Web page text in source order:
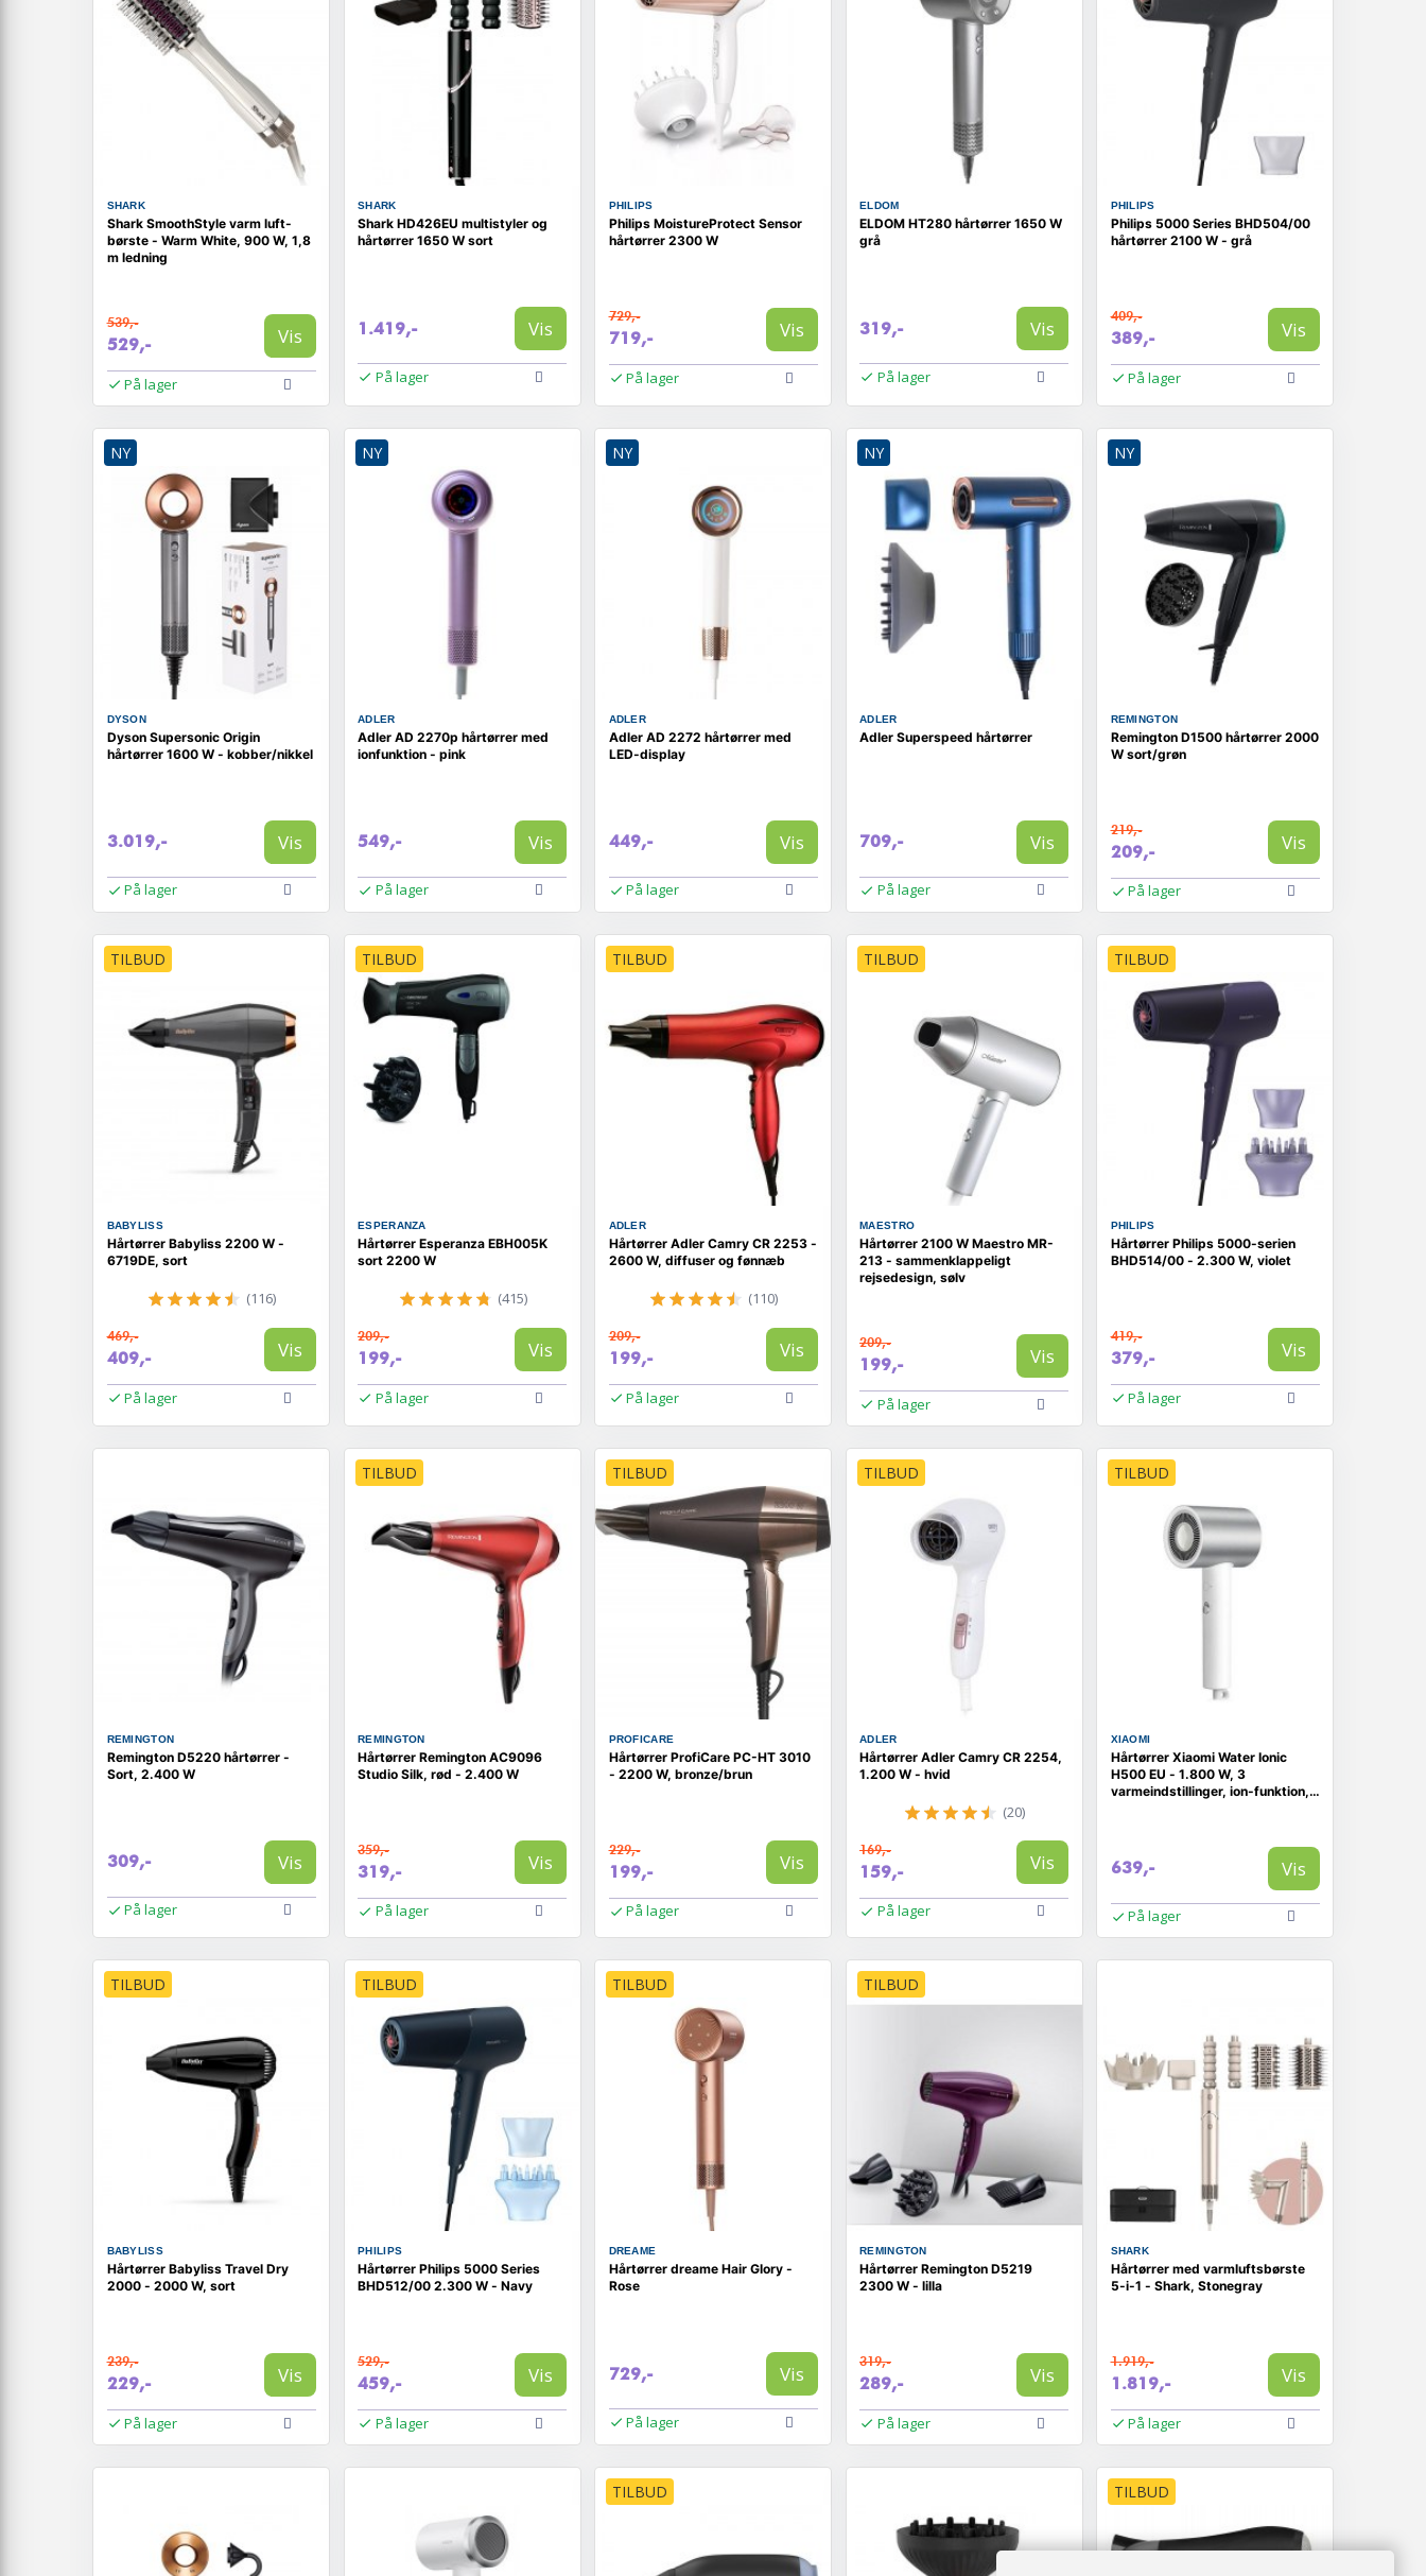
SHARK
Shark SmoothStyle varm luft-
børste - Warm White, 900 W, 1,8
m ledning
539,-
529,- Vis
På lager
SHARK
Shark HD426EU multistyler og
hårtørrer 1650 W sort
1.419,- Vis
På lager
PHILIPS
Philips MoistureProtect Sensor
hårtørrer 2300 W
729,-
719,- Vis
På lager
ELDOM
ELDOM HT280 hårtørrer 1650 W
grå
319,- Vis
På lager
PHILIPS
Philips 5000 Series BHD504/00
hårtørrer 2100 W - grå
409,-
389,- Vis
På lager
NY
DYSON
Dyson Supersonic Origin
hårtørrer 1600 W - kobber/nikkel
3.019,- Vis
På lager
NY
ADLER
Adler AD 2270p hårtørrer med
ionfunktion - pink
549,- Vis
På lager
NY
ADLER
Adler AD 2272 hårtørrer med
LED-display
449,- Vis
På lager
NY
ADLER
Adler Superspeed hårtørrer
709,- Vis
På lager
NY
REMINGTON
Remington D1500 hårtørrer 2000
W sort/grøn
219,-
209,- Vis
På lager
TILBUD
BABYLISS
Hårtørrer Babyliss 2200 W -
6719DE, sort
(116)
469,-
409,- Vis
På lager
TILBUD
ESPERANZA
Hårtørrer Esperanza EBH005K
sort 2200 W
(415)
209,-
199,- Vis
På lager
TILBUD
ADLER
Hårtørrer Adler Camry CR 2253 -
2600 W, diffuser og fønnæb
(110)
209,-
199,- Vis
På lager
TILBUD
MAESTRO
Hårtørrer 2100 W Maestro MR-
213 - sammenklappeligt
rejsedesign, sølv
209,-
199,- Vis
På lager
TILBUD
PHILIPS
Hårtørrer Philips 5000-serien
BHD514/00 - 2.300 W, violet
419,-
379,- Vis
På lager
REMINGTON
Remington D5220 hårtørrer -
Sort, 2.400 W
309,- Vis
På lager
TILBUD
REMINGTON
Hårtørrer Remington AC9096
Studio Silk, rød - 2.400 W
359,-
319,- Vis
På lager
TILBUD
PROFICARE
Hårtørrer ProfiCare PC-HT 3010
- 2200 W, bronze/brun
229,-
199,- Vis
På lager
TILBUD
ADLER
Hårtørrer Adler Camry CR 2254,
1.200 W - hvid
(20)
169,-
159,- Vis
På lager
TILBUD
XIAOMI
Hårtørrer Xiaomi Water Ionic
H500 EU - 1.800 W, 3
varmeindstillinger, ion-funktion,
639,- Vis
På lager
TILBUD
BABYLISS
Hårtørrer Babyliss Travel Dry
2000 - 2000 W, sort
239,-
229,- Vis
På lager
TILBUD
PHILIPS
Hårtørrer Philips 5000 Series
BHD512/00 2.300 W - Navy
529,-
459,- Vis
På lager
TILBUD
DREAME
Hårtørrer dreame Hair Glory -
Rose
729,- Vis
På lager
TILBUD
REMINGTON
Hårtørrer Remington D5219
2300 W - lilla
319,-
289,- Vis
På lager
SHARK
Hårtørrer med varmluftsbørste
5-i-1 - Shark, Stonegray
1.919,-
1.819,- Vis
På lager
TILBUD TILBUD